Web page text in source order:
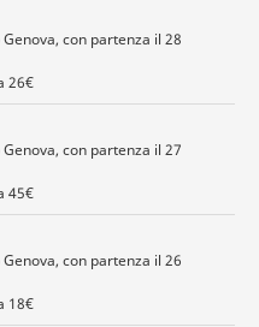
con partenza il 28
26€
con partenza il 27
45€
con partenza il 26
18€